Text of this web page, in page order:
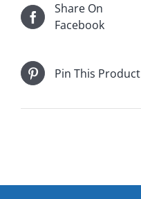
Share On
Facebook
Pin This Product